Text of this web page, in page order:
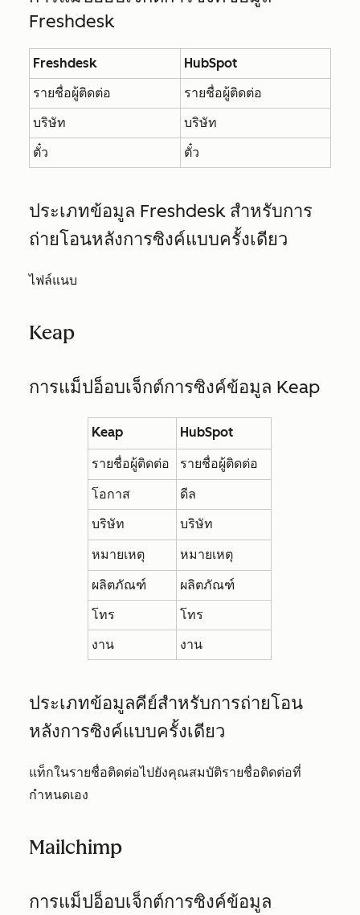
Freshdesk
Freshdesk
HubSpot
รายชื่อผู้ติดต่อ
รายชื่อผู้ติดต่อ
บริษัท
บริษัท
ตั๋ว
ตั๋ว
ประเภทข้อมูล Freshdesk สำหรับการ
ถ่ายโอนหลังการซิงค์แบบครั้งเดียว
ไฟล์แนบ
Keap
การแม็ปอ็อบเจ็กต์การซิงค์ข้อมูล Keap
Keap HubSpot
รายชื่อผู้ติดต่อ
รายชื่อผู้ติดต่อ
โอกาส
ดีล
บริษัท
บริษัท
หมายเหตุ
หมายเหตุ
ผลิตภัณฑ์
ผลิตภัณฑ์
โทร
โทร
งาน
งาน
ประเภทข้อมูลคีย์สำหรับการถ่ายโอน
หลังการซิงค์แบบครั้งเดียว
แท็กในรายชื่อติดต่อไปยังคุณสมบัติรายชื่อติดต่อที่
กำหนดเอง
Mailchimp
การแม็ปอ็อบเจ็กต์การซิงค์ข้อมูล